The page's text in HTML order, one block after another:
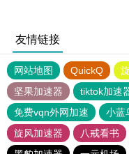
友情链接
网站地图 QuickQ
坚果加速器
tiktok加速
免费vqn外网加速
小蓝
旋风加速器
八戒看书